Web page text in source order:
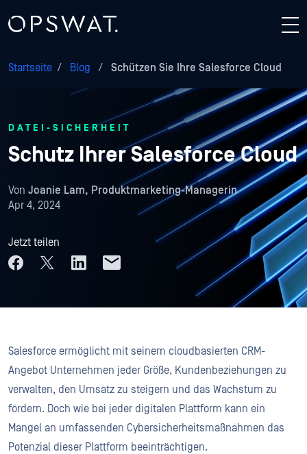
Startseite / Blog / Schützen Sie Ihre Salesforce Cloud
DATEI-SICHERHEIT
Schutz Ihrer Salesforce Cloud
Von Joanie Lam, Produktmarketing-Managerin
Apr 4, 2024
Jetzt teilen
Salesforce ermöglicht mit seinem cloudbasierten CRM-
Angebot Unternehmen jeder Größe, Kundenbeziehungen zu
verwalten, den Umsatz zu steigern und das Wachstum zu
fördern. Doch wie bei jeder digitalen Plattform kann ein
Mangel an umfassenden Cybersicherheitsmaßnahmen das
Potenzial dieser Plattform beeinträchtigen.